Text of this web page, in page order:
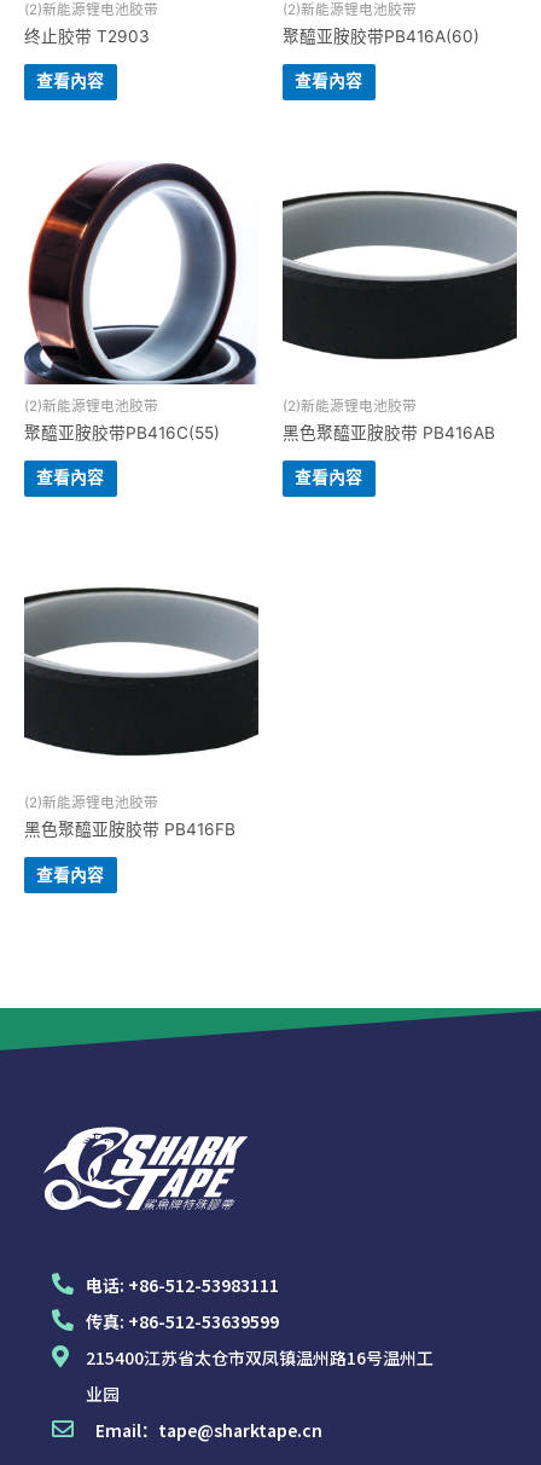
(2)新能源锂电池胶带
终止胶带 T2903
查看內容
(2)新能源锂电池胶带
聚醯亚胺胶带PB416A(60)
查看內容
(2)新能源锂电池胶带
聚醯亚胺胶带PB416C(55)
查看內容
(2)新能源锂电池胶带
黑色聚醯亚胺胶带 PB416AB
查看內容
(2)新能源锂电池胶带
黑色聚醯亚胺胶带 PB416FB
查看內容
电话: +86-512-53983111
传真: +86-512-53639599
215400江苏省太仓市双凤镇温州路16号温州工
业园
Email： tape@sharktape.cn